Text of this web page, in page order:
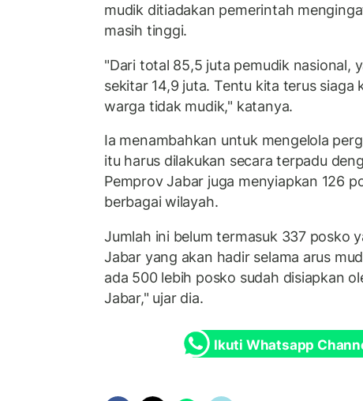
mudik ditiadakan pemerintah
masih tinggi.
"Dari total 85,5 juta pemudik nasional,
sekitar 14,9 juta. Tentu kita terus siaga
warga tidak mudik," katanya.
Ia menambahkan untuk mengelola
itu harus dilakukan secara terpadu
Pemprov Jabar juga menyiapkan 126
berbagai wilayah.
Jumlah ini belum termasuk 337 posko
Jabar yang akan hadir selama arus
ada 500 lebih posko sudah disiapkan
Jabar," ujar dia.
Ikuti Whatsapp